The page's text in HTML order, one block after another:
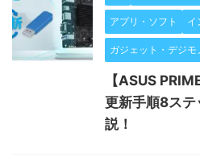
アプリ・ソフト イ
ガジェット・デジモ
【ASUS
更新手順8ステ
説！